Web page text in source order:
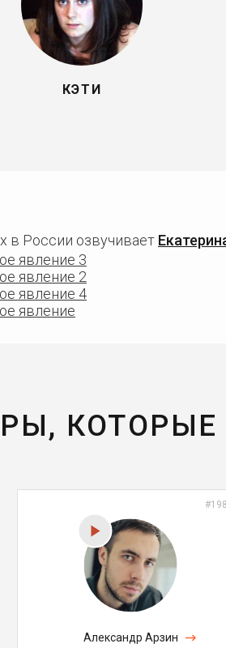
КЭТИ
в России озвучивает
явление 3
явление 2
явление 4
явление
Александр Арзин